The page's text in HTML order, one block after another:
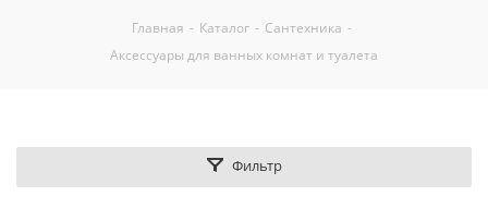
Главная - Каталог - Сантехника -
Аксессуары для ванных комнат и туалета
Фильтр